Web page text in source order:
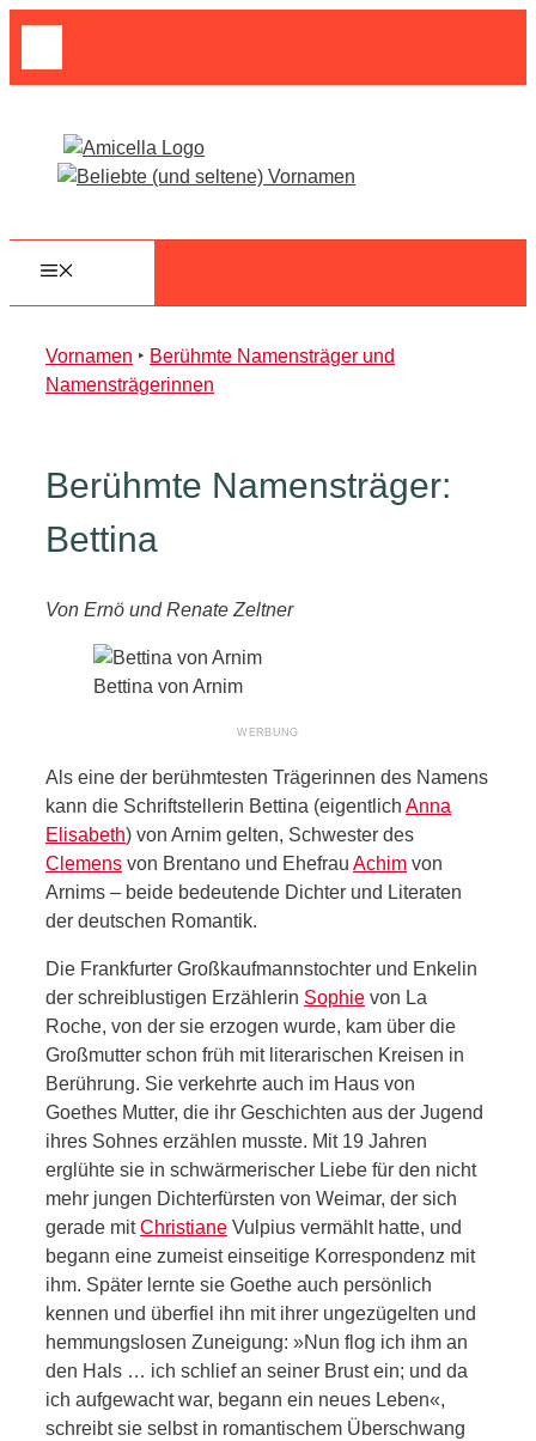
Zum
Vornamen ‣ Berühmte Namensträger und
Namensträgerinnen
Berühmte Namensträger:
Bettina
Von Ernö und Renate Zeltner
Bettina von Arnim
Als eine der berühmtesten Trägerinnen des Namens
kann die Schriftstellerin Bettina (eigentlich Anna
Elisabeth) von Arnim gelten, Schwester des
Clemens von Brentano und Ehefrau Achim von
Arnims – beide bedeutende Dichter und Literaten
der deutschen Romantik.
Die Frankfurter Großkaufmannstochter und Enkelin
der schreiblustigen Erzählerin Sophie von La
Roche, von der sie erzogen wurde, kam über die
Großmutter schon früh mit literarischen Kreisen in
Berührung. Sie verkehrte auch im Haus von
Goethes Mutter, die ihr Geschichten aus der Jugend
ihres Sohnes erzählen musste. Mit 19 Jahren
erglühte sie in schwärmerischer Liebe für den nicht
mehr jungen Dichterfürsten von Weimar, der sich
gerade mitChristiane Vulpius vermählt hatte, und
begann eine zumeist einseitige Korrespondenz mit
ihm. Später lernte sie Goethe auch persönlich
kennen und überfiel ihn mit ihrer ungezügelten und
hemmungslosen Zuneigung: »Nun flog ich ihm an
den Hals … ich schlief an seiner Brust ein; und da
ich aufgewacht war, begann ein neues Leben«,
schreibt sie selbst in romantischem Überschwang